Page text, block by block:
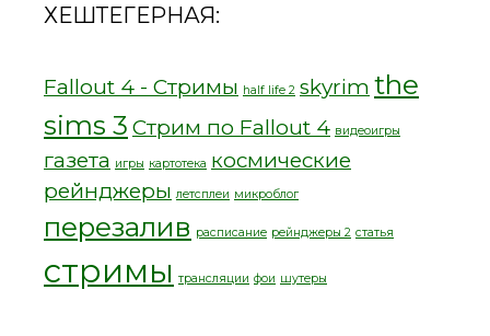
ХЕШТЕГЕРНАЯ:
Fallout 4 - Стримы half life 2 skyrim the
sims 3 Стрим по Fallout 4 видеоигры
газета игры картотека космические
рейнджеры летсплеи микроблог
перезалив расписание рейнджеры 2 статья
стримы трансляции фои шутеры